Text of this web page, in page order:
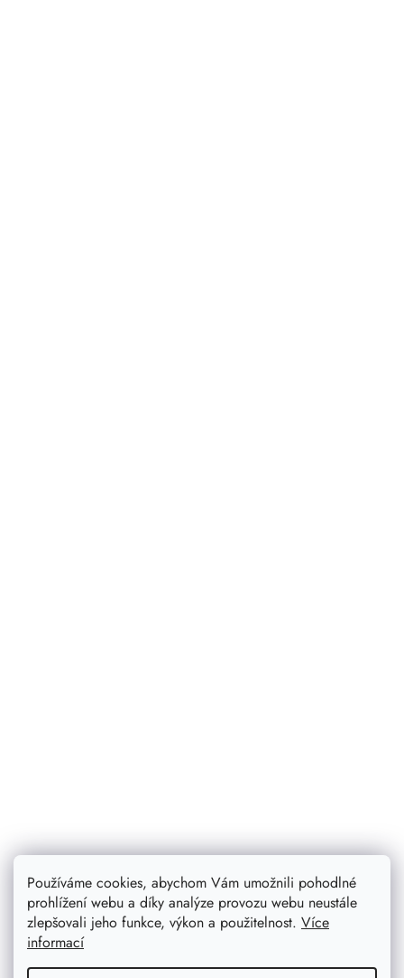
Používáme cookies, abychom Vám umožnili pohodlné
prohlížení webu a díky analýze provozu webu neustále
zlepšovali jeho funkce, výkon a použitelnost. Více
informací